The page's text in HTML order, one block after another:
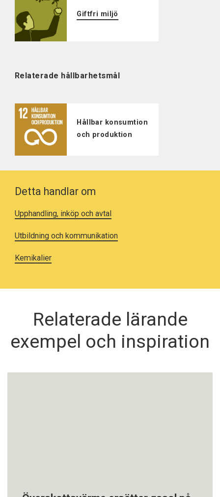
Giftfri miljö
Relaterade hållbarhetsmål
Hållbar konsumtion
och produktion
Detta handlar om
Upphandling, inköp och avtal
Utbildning och kommunikation
Kemikalier
Relaterade lärande
exempel och inspiration